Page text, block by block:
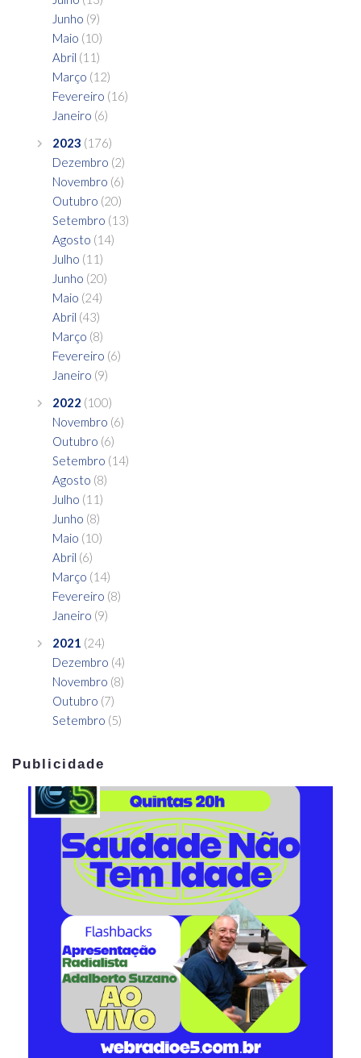
Junho (9)
Maio (10)
Abril (11)
Março (12)
Fevereiro (16)
Janeiro (6)
2023 (176)
Dezembro (2)
Novembro (6)
Outubro (20)
Setembro (13)
Agosto (14)
Julho (11)
Junho (20)
Maio (24)
Abril (43)
Março (8)
Fevereiro (6)
Janeiro (9)
2022 (100)
Novembro (6)
Outubro (6)
Setembro (14)
Agosto (8)
Julho (11)
Junho (8)
Maio (10)
Abril (6)
Março (14)
Fevereiro (8)
Janeiro (9)
2021 (24)
Dezembro (4)
Novembro (8)
Outubro (7)
Setembro (5)
Publicidade